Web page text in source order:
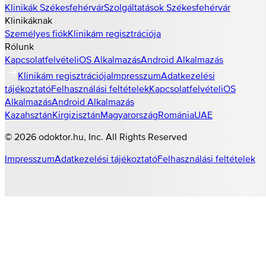
Klinikák SzékesfehérvárSzolgáltatások Székesfehérvár
Klinikáknak
Személyes fiókKlinikám regisztrációja
Rólunk
KapcsolatfelvételiOS AlkalmazásAndroid Alkalmazás
Klinikám regisztrációjaImpresszumAdatkezelési
tájékoztatóFelhasználási feltételekKapcsolatfelvételiOS
AlkalmazásAndroid Alkalmazás
KazahsztánKirgizisztánMagyarországRomániaUAE
© 2026 odoktor.hu , Inc. All Rights Reserved
ImpresszumAdatkezelési tájékoztatóFelhasználási feltételek